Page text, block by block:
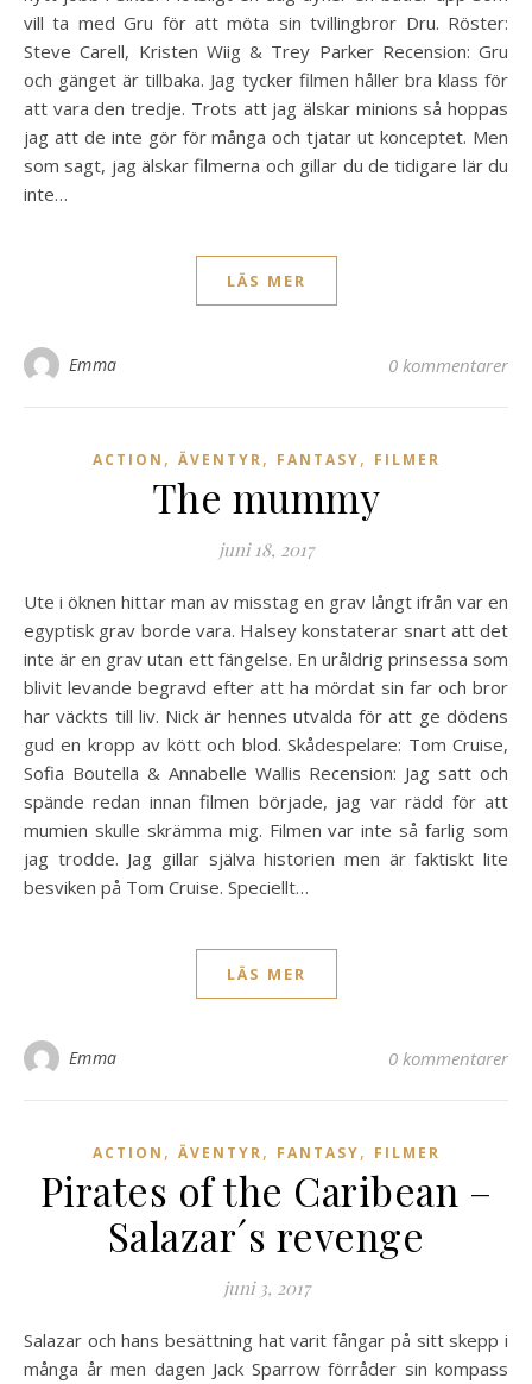
vill ta med Gru för att möta sin tvillingbror Dru. Röster:
Steve Carell, Kristen Wiig & Trey Parker Recension: Gru
och gänget är tillbaka. Jag tycker filmen håller bra klass för
att vara den tredje. Trots att jag älskar minions så hoppas
jag att de inte gör för många och tjatar ut konceptet. Men
som sagt, jag älskar filmerna och gillar du de tidigare lär du
inte…
LÄS MER
Emma 0 kommentarer
ACTION , ÄVENTYR, FANTASY, FILMER
The mummy
juni 18, 2017
Ute i öknen hittar man av misstag en grav långt ifrån var en
egyptisk grav borde vara. Halsey konstaterar snart att det
inte är en grav utan ett fängelse. En uråldrig prinsessa som
blivit levande begravd efter att ha mördat sin far och bror
har väckts till liv. Nick är hennes utvalda för att ge dödens
gud en kropp av kött och blod. Skådespelare: Tom Cruise,
Sofia Boutella & Annabelle Wallis Recension: Jag satt och
spände redan innan filmen började, jag var rädd för att
mumien skulle skrämma mig. Filmen var inte så farlig som
jag trodde. Jag gillar själva historien men är faktiskt lite
besviken på Tom Cruise. Speciellt…
LÄS MER
Emma 0 kommentarer
ACTION , ÄVENTYR, FANTASY, FILMER
Pirates of the Caribean –
Salazar´s revenge
juni 3, 2017
Salazar och hans besättning hat varit fångar på sitt skepp i
många år men dagen Jack Sparrow förråder sin kompass